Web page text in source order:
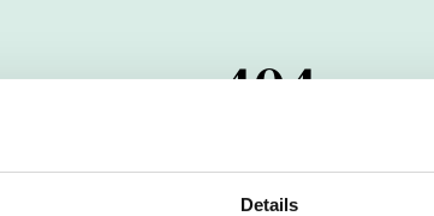
Details
404
har passerats. Vi